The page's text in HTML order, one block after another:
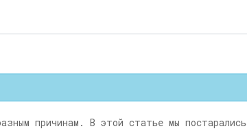
причинам. В этой статье мы постарались